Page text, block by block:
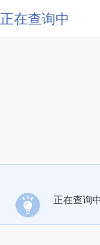
正在查询中
正在查询